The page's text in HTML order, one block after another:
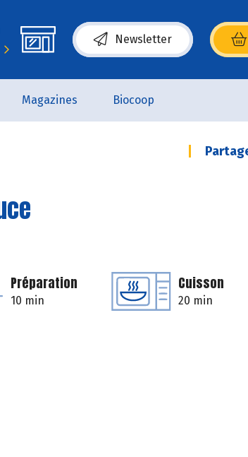
Newsletter
(s’ouvre dans une nouvelle
Magazines Biocoop
Préparation
10 min
Cuisson
20 min